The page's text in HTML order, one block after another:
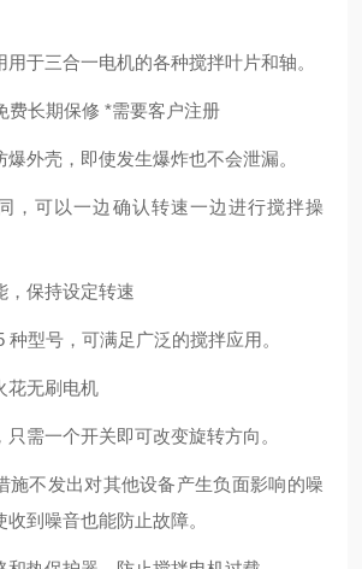
用于三合一电机的各种搅拌叶片和轴。
费长期保修 *需要客户注册
爆外壳，即使发生爆炸也不会泄漏。
，可以一边确认转速一边进行搅拌操
，保持设定转速
种型号，可满足广泛的搅拌应用。
花无刷电机
需一个开关即可改变旋转方向。
施不发出对其他设备产生负面影响的噪
到噪音也能防止故障。